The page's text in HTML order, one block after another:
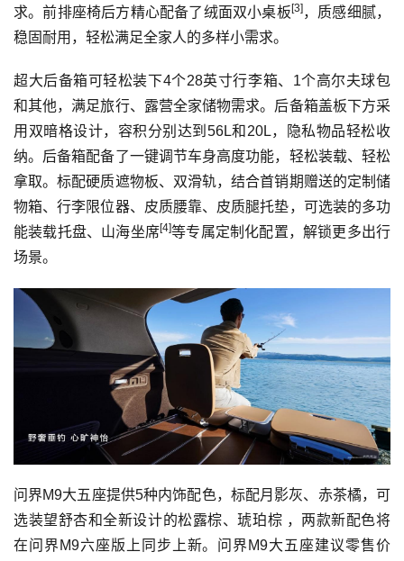
求。前排座椅后方精心配备了绒面双小桌板 [3]，质感细腻，
稳固耐用，轻松满足全家人的多样小需求。
超大后备箱可轻松装下4个28英寸行李箱、1个高尔夫球包
和其他，满足旅行、露营全家储物需求。后备箱盖板下方采
用双暗格设计，容积分别达到56L和20L，隐私物品轻松收
纳。后备箱配备了一键调节车身高度功能，轻松装载、轻松
拿取。标配硬质遮物板、双滑轨，结合首销期赠送的定制储
物箱、行李限位器、皮质腰靠、皮质腿托垫，可选装的多功
能装载托盘、山海坐席[4]等专属定制化配置，解锁更多出行
场景。
问界M9大五座提供5种内饰配色，标配月影灰、赤茶橘，可
选装望舒杏和全新设计的松露棕、琥珀棕 ，两款新配色将
在问界M9六座版上同步上新。问界M9大五座建议零售价